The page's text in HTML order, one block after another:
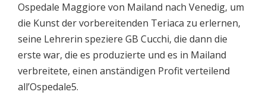
Ospedale Maggiore von Mailand nach Venedig, um
die Kunst der vorbereitenden Teriaca zu erlernen,
seine Lehrerin speziere GB Cucchi, die dann die
erste war, die es produzierte und es in Mailand
verbreitete, einen anständigen Profit verteilend
all’Ospedale5.